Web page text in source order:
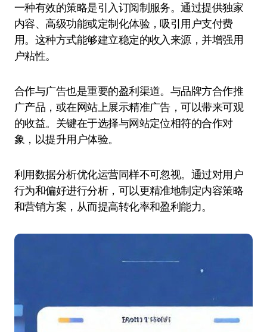
一种有效的策略是引入订阅制服务。通过提供独家
内容、高级功能或定制化体验，吸引用户支付费
用。这种方式能够建立稳定的收入来源，并增强用
户粘性。
合作与广告也是重要的盈利渠道。与品牌方合作推
广产品，或在网站上展示精准广告，可以带来可观
的收益。关键在于选择与网站定位相符的合作对
象，以提升用户体验。
利用数据分析优化运营同样不可忽视。通过对用户
行为和偏好进行分析，可以更精准地制定内容策略
和营销方案，从而提高转化率和盈利能力。